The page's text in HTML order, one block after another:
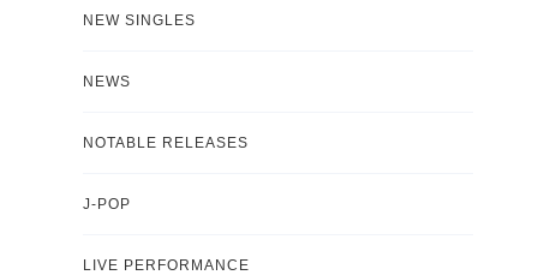
NEW SINGLES
NEWS
NOTABLE RELEASES
J-POP
LIVE PERFORMANCE